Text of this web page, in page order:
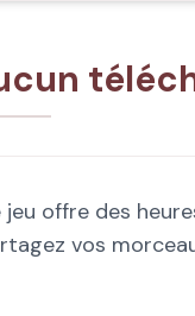
offre des
vos